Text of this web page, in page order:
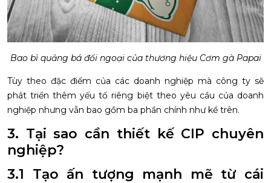
Bao bì quảng bá đối ngoại của thương hiệu Cơm gà Papai
Tùy theo đặc điểm của các doanh nghiệp mà công ty sẽ
phát triển thêm yếu tố riêng biệt theo yêu cầu của doanh
nghiệp nhưng vẫn bao gồm ba phần chính như kể trên.
3. Tại sao cần thiết kế CIP chuyên
nghiệp?
3.1 Tạo ấn tượng mạnh mẽ từ cái